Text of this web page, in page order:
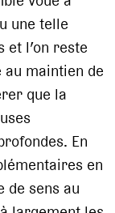
une telle
l’on reste
maintien de
que la
En
en
de sens au